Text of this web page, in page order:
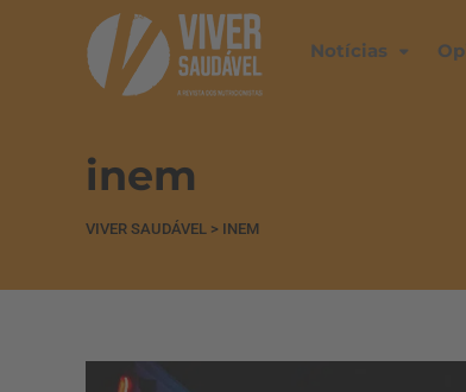
Notícias
inem
VIVER SAUDÁVEL > INEM